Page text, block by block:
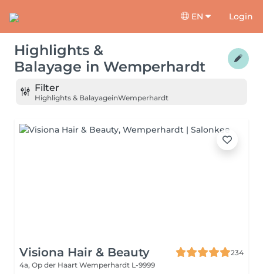
EN Login
Highlights &
Balayage in Wemperhardt
Filter
Highlights & BalayageinWemperhardt
Visiona Hair & Beauty
234
4a, Op der Haart Wemperhardt L-9999